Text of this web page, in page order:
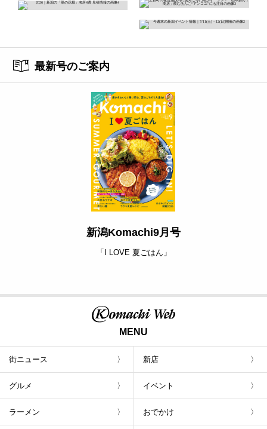
最新号のご案内
新潟Komachi9月号
「I LOVE 夏ごはん」
MENU
街ニュース 新店
グルメ イベント
ラーメン おでかけ